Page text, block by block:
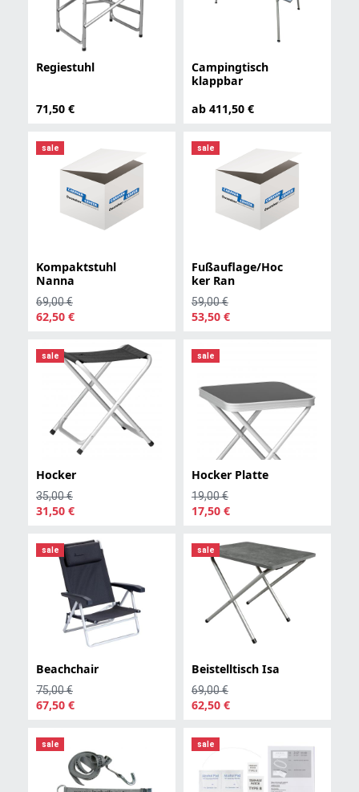
Regiestuhl
71,50 €
Campingtisch
klappbar
ab 411,50 €
sale
Kompaktstuhl
Nanna
69,00 €
62,50 €
sale
Fußauflage/Hoc
ker Ran
59,00 €
53,50 €
sale
Hocker
35,00 €
31,50 €
sale
Hocker Platte
19,00 €
17,50 €
sale
Beachchair
75,00 €
67,50 €
sale
Beistelltisch Isa
69,00 €
62,50 €
sale sale